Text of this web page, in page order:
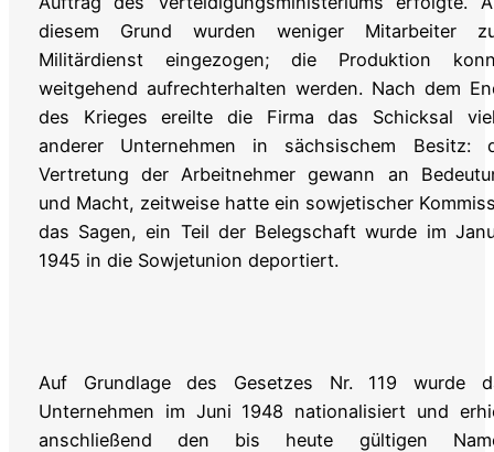
diesem Grund wurden weniger Mitarbeiter
Militärdienst eingezogen; die Produktion
weitgehend aufrechterhalten werden. Nach dem
des Krieges ereilte die Firma das Schicksal
anderer Unternehmen in sächsischem Besitz:
Vertretung der Arbeitnehmer gewann an
und Macht, zeitweise hatte ein sowjetischer
das Sagen, ein Teil der Belegschaft wurde im
1945 in die Sowjetunion deportiert.
Auf Grundlage des Gesetzes Nr. 119 wurde
Unternehmen im Juni 1948 nationalisiert und
anschließend den bis heute gültigen